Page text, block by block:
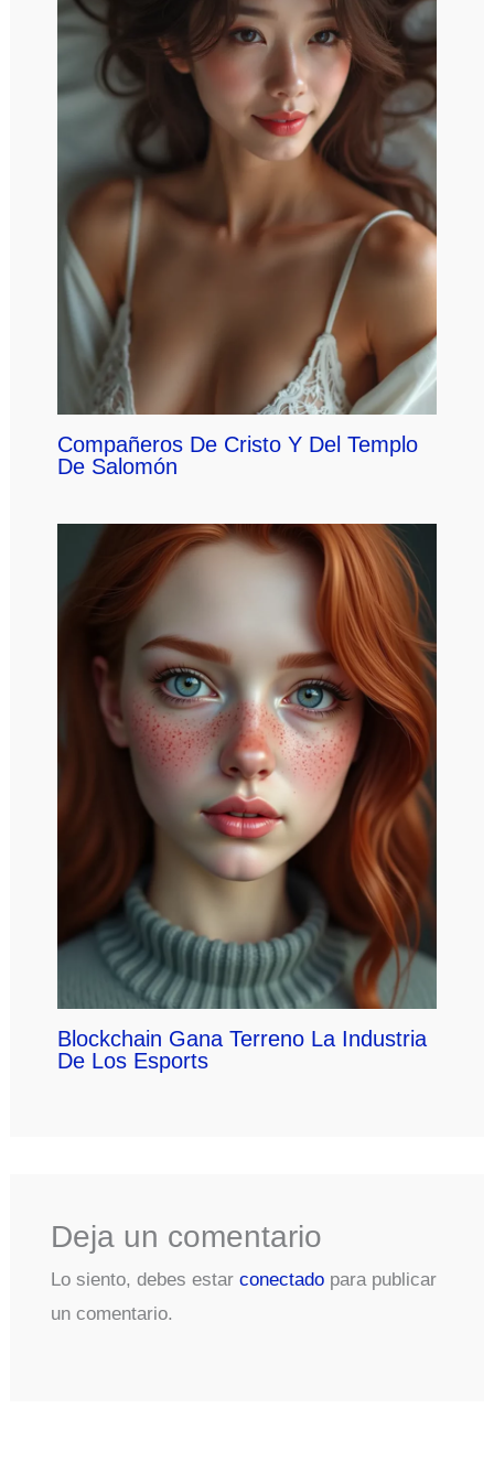
Compañeros De Cristo Y Del Templo
De Salomón
Blockchain Gana Terreno La Industria
De Los Esports
Deja un comentario
Lo siento, debes estar conectadopara publicar
un comentario.